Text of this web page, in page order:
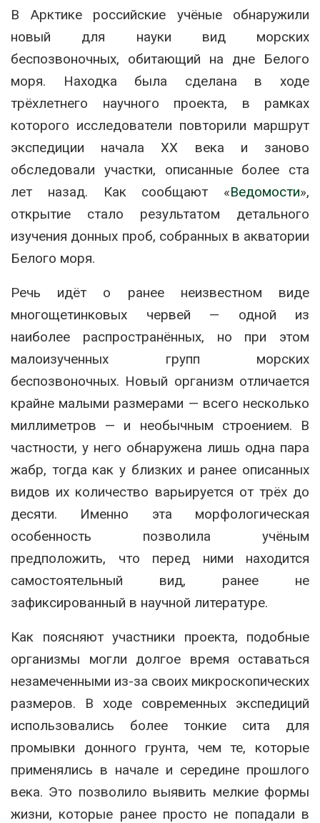
В Арктике российские учёные обнаружили
новый для науки вид морских
беспозвоночных, обитающий на дне Белого
моря. Находка была сделана в ходе
трёхлетнего научного проекта, в рамках
которого исследователи повторили маршрут
экспедиции начала XX века и заново
обследовали участки, описанные более ста
лет назад. Как сообщают «Ведомости»,
открытие стало результатом детального
изучения донных проб, собранных в акватории
Белого моря.
Речь идёт о ранее неизвестном виде
многощетинковых червей — одной из
наиболее распространённых, но при этом
малоизученных групп морских
беспозвоночных. Новый организм отличается
крайне малыми размерами — всего несколько
миллиметров — и необычным строением. В
частности, у него обнаружена лишь одна пара
жабр, тогда как у близких и ранее описанных
видов их количество варьируется от трёх до
десяти. Именно эта морфологическая
особенность позволила учёным
предположить, что перед ними находится
самостоятельный вид, ранее не
зафиксированный в научной литературе.
Как поясняют участники проекта, подобные
организмы могли долгое время оставаться
незамеченными из-за своих микроскопических
размеров. В ходе современных экспедиций
использовались более тонкие сита для
промывки донного грунта, чем те, которые
применялись в начале и середине прошлого
века. Это позволило выявить мелкие формы
жизни, которые ранее просто не попадали в